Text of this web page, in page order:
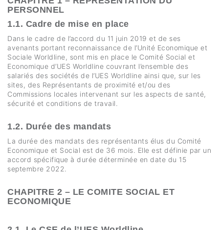
PERSONNEL
1.1. Cadre de mise en place
Dans le cadre de l’accord du 11 juin 2019 et de ses
avenants portant reconnaissance de l’Unité Economique et
Sociale Worldline, sont mis en place le Comité Social et
Economique d’UES Worldline couvrant l’ensemble des
salariés des sociétés de l’UES Worldline ainsi que, sur les
sites, des Représentants de proximité et/ou des
Commissions locales intervenant sur les aspects de santé,
sécurité et conditions de travail.
1.2. Durée des mandats
La durée des mandats des représentants élus du Comité
Economique et Social est de 36 mois. Elle est définie par un
accord spécifique à durée déterminée en date du 15
septembre 2022.
CHAPITRE 2 – LE COMITE SOCIAL ET
ECONOMIQUE